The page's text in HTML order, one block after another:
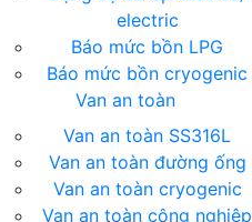
electric
Báo mức bồn LPG
Báo mức bồn cryogenic
Van an toàn
Van an toàn SS316L
Van an toàn đường ống
Van an toàn cryogenic
Van an toàn công nghiệp